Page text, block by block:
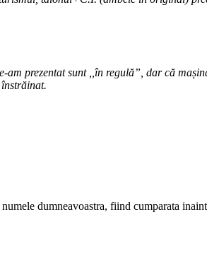
prezentat sunt ,,în regulă”, dar că
dumneavoastra, fiind cumparata